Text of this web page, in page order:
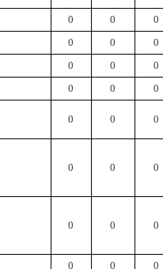
0 0 0
0 0 0
0 0 0
0 0 0
0 0 0
0 0 0
0 0 0
0 0 0